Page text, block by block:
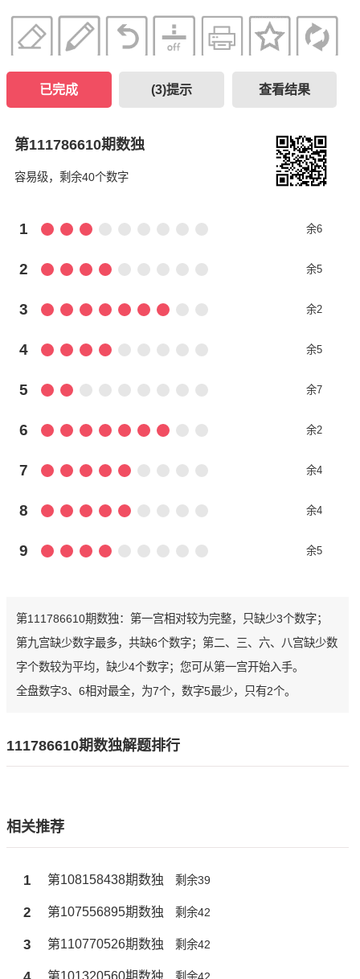
已完成 (3)提示 查看结果
第111786610期数独
容易级，剩余40个数字
1 余6
2 余5
3 余2
4 余5
5 余7
6 余2
7 余4
8 余4
9 余5
第111786610期数独：第一宫相对较为完整，只缺少3个数字；
第九宫缺少数字最多，共缺6个数字；第二、三、六、八宫缺少数
字个数较为平均，缺少4个数字；您可从第一宫开始入手。
全盘数字3、6相对最全，为7个，数字5最少，只有2个。
111786610期数独解题排行
相关推荐
1 第108158438期数独 剩余39
2 第107556895期数独 剩余42
3 第110770526期数独 剩余42
第101320560期数独